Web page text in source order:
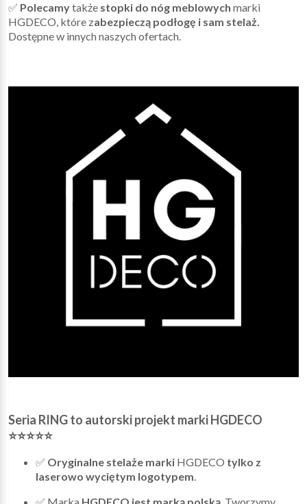
✅ Polecamytakże stopki do nóg meblowych marki
HGDECO, które zabezpieczą podłogę i sam stelaż.
Dostępne w innych naszych ofertach.
Seria RING to autorski projekt marki HGDECO
⭐⭐⭐⭐⭐
✅ Oryginalne stelaże marki HGDECO tylko z
laserowo wyciętym logotypem.